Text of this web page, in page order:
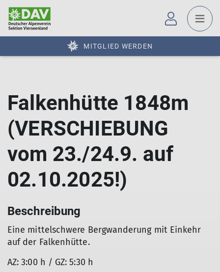
MITGLIED WERDEN
Falkenhütte 1848m
(VERSCHIEBUNG
vom 23./24.9. auf
02.10.2025!)
Beschreibung
Eine mittelschwere Bergwanderung mit Einkehr
auf der Falkenhütte.
AZ: 3:00 h / GZ: 5:30 h